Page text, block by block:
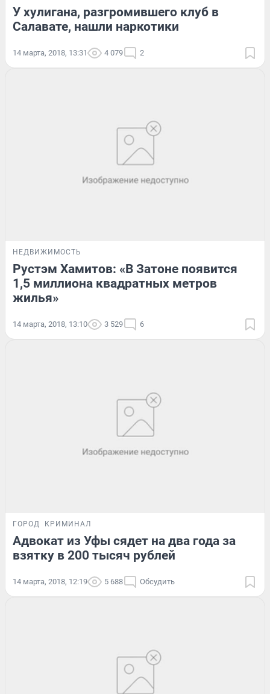
У хулигана, разгромившего клуб в
Салавате, нашли наркотики
14 марта, 2018, 13:31 4 079 2
НЕДВИЖИМОСТЬ
Рустэм Хамитов: «В Затоне появится
1,5 миллиона квадратных метров
жилья»
14 марта, 2018, 13:10 3 529 6
ГОРОД КРИМИНАЛ
Адвокат из Уфы сядет на два года за
взятку в 200 тысяч рублей
14 марта, 2018, 12:19 5 688 Обсудить